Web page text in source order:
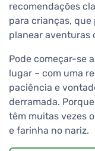
recomendações
para crianças,
planear aventuras
Pode começar-se
lugar – com uma
paciência e
derramada.
têm muitas vezes
e farinha no nariz.